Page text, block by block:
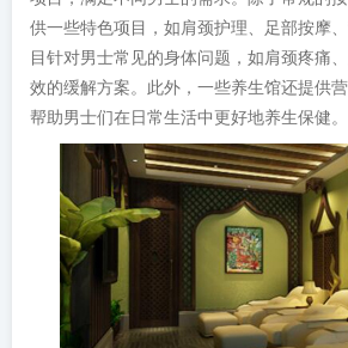
供一些特色项目，如肩颈护理、足部按摩
目针对男士常见的身体问题，如肩颈疼痛
效的缓解方案。此外，一些养生馆还提供
帮助男士们在日常生活中更好地养生保健。